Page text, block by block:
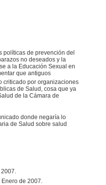
políticas de prevención del
no deseados y la
a la Educación Sexual en
que antiguos
criticado por organizaciones
de Salud, cosa que ya
de la Cámara de
donde negaría lo
de Salud sobre salud
de 2007.